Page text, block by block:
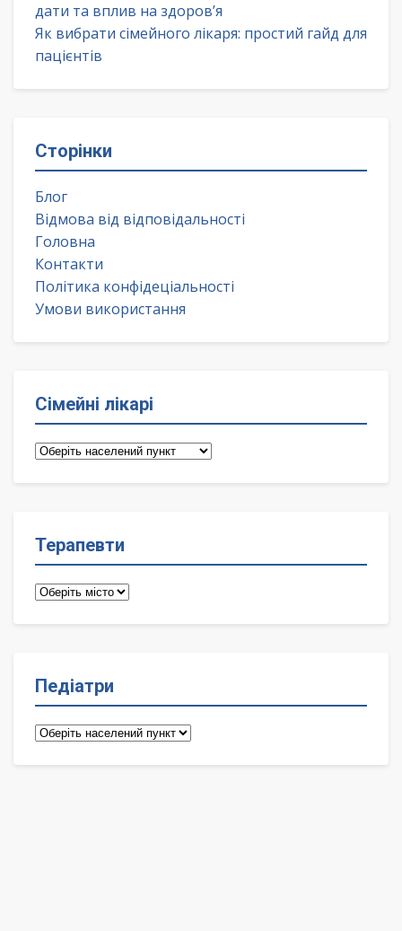
дати та вплив на здоров’я
Як вибрати сімейного лікаря: простий гайд для
пацієнтів
Сторінки
Блог
Відмова від відповідальності
Головна
Контакти
Політика конфідеціальності
Умови використання
Сімейні лікарі
Сімейні
Терапевти
Терапевти
Педіатри
Педіатри